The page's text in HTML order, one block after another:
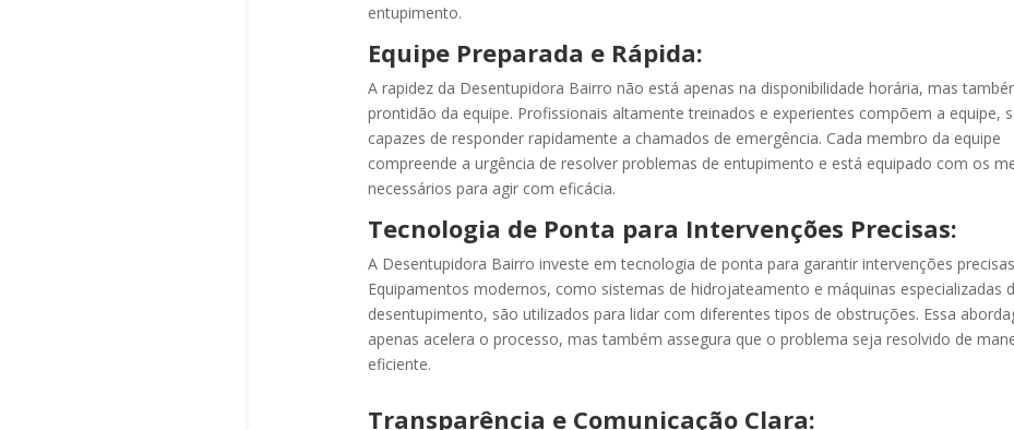
entupimento.
Equipe Preparada e Rápida:
A rapidez da Desentupidora Bairro não está apenas na disponibilidade horária, mas
prontidão da equipe. Profissionais altamente treinados e experientes compõem a equipe,
capazes de responder rapidamente a chamados de emergência. Cada membro da equipe
compreende a urgência de resolver problemas de entupimento e está equipado com os
necessários para agir com eficácia.
Tecnologia de Ponta para Intervenções Precisas:
A Desentupidora Bairro investe em tecnologia de ponta para garantir intervenções
Equipamentos modernos, como sistemas de hidrojateamento e máquinas especializadas
desentupimento, são utilizados para lidar com diferentes tipos de obstruções. Essa
apenas acelera o processo, mas também assegura que o problema seja resolvido de
eficiente.
Transparência e Comunicação Clara: